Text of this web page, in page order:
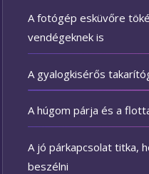
A fotógép esküvőre
vendégeknek is
A gyalogkisérős
A húgom párja és a
A jó párkapcsolat titka,
beszélni